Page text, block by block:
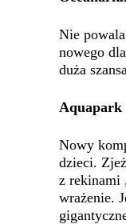
Nie
nowego
duża
Aquapark
Nowy
dzieci.
z rekinami
wrażenie.